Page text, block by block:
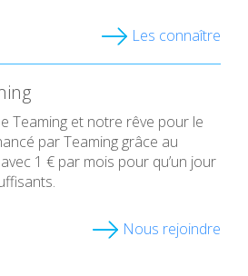
Les connaître
Teaming et notre rêve pour le
par Teaming grâce au
1 € par mois pour qu’un jour
Nous rejoindre